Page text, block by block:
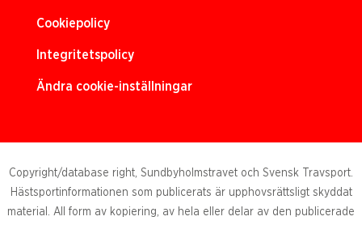
Cookiepolicy
Integritetspolicy
Ändra cookie-inställningar
Copyright/database right, Sundbyholmstravet och Svensk Travsport.
Hästsportinformationen som publicerats är upphovsrättsligt skyddat
material. All form av kopiering, av hela eller delar av den publicerade